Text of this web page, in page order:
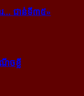
រ... ជាន់ទី៣៥»
ចខ្លី